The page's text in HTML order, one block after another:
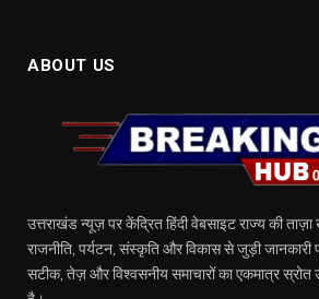
ABOUT US
उत्तराखंड न्यूज़ पर केंद्रित हिंदी वेबसाइट राज्य की
राजनीति, पर्यटन, संस्कृति और विकास से जुड़ी जानकारी
सटीक, तेज़ और विश्वसनीय समाचारों का एकमात्र स्रोत